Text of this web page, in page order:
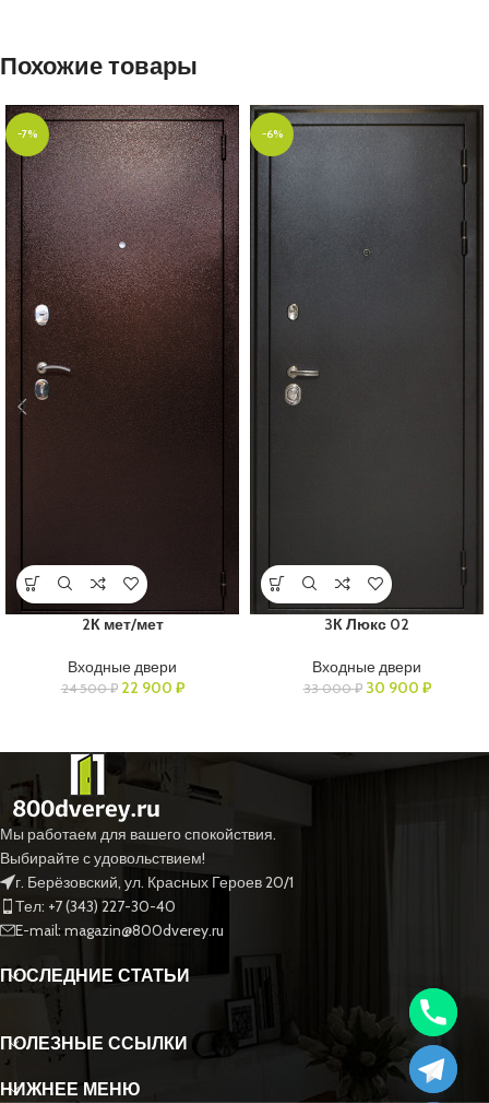
Похожие товары
-7%
2К мет/мет
Входные двери
24 500₽ 22 900 ₽
-6%
3К Люкс 02
Входные двери
33 000₽ 30 900 ₽
Мы работаем для вашего спокойствия.
Выбирайте с удовольствием!
г. Берёзовский, ул. Красных Героев 20/1
Тел: +7 (343) 227-30-40
E-mail: magazin@800dverey.ru
ПОСЛЕДНИЕ СТАТЬИ
ПОЛЕЗНЫЕ ССЫЛКИ
НИЖНЕЕ МЕНЮ